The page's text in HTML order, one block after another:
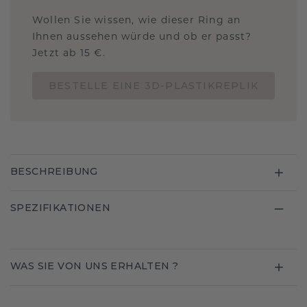
Wollen Sie wissen, wie dieser Ring an
Ihnen aussehen würde und ob er passt?
Jetzt ab 15 €.
BESCHREIBUNG
SPEZIFIKATIONEN
WAS SIE VON UNS ERHALTEN ?